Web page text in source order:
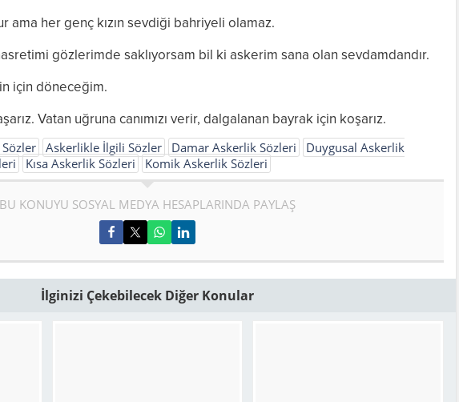
ama her genç kızın sevdiği bahriyeli olamaz.
gözlerimde saklıyorsam bil ki askerim sana olan sevdamdandır.
için döneceğim.
Vatan uğruna canımızı verir, dalgalanan bayrak için koşarız.
Askerlikle İlgili Sözler Damar Askerlik Sözleri
Duygusal Askerlik
Kısa Askerlik Sözleri Komik Askerlik Sözleri
BU KONUYU SOSYAL MEDYA HESAPLARINDA PAYLAŞ
İlginizi Çekebilecek Diğer Konular